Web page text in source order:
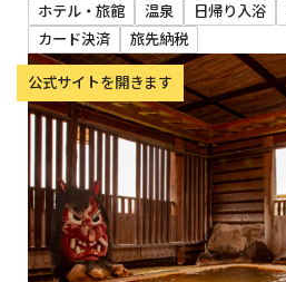
ホテル・旅館
温泉 日帰り入浴
カード決済
旅先納税